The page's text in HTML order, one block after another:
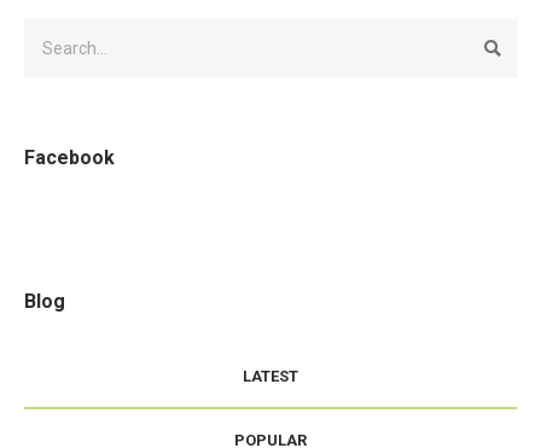
Facebook
Blog
LATEST
POPULAR